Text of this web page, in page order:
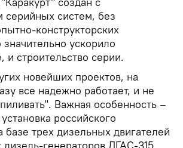
серийных систем, без
конструкторских
ускорило
и строительство серии.
новейших проектов, на
все надежно работает, и не
Важная особенность –
российского
базе трех дизельных двигателей
генераторов ДГАС-315.